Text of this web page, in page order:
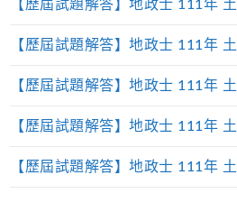
【歷屆試題解答】地政士 111年
【歷屆試題解答】地政士 111年
【歷屆試題解答】地政士 111年
【歷屆試題解答】地政士 111年
【歷屆試題解答】地政士 111年